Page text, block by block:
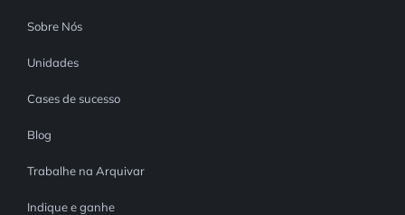
Sobre Nós
Unidades
Cases de sucesso
Blog
Trabalhe na Arquivar
Indique e ganhe